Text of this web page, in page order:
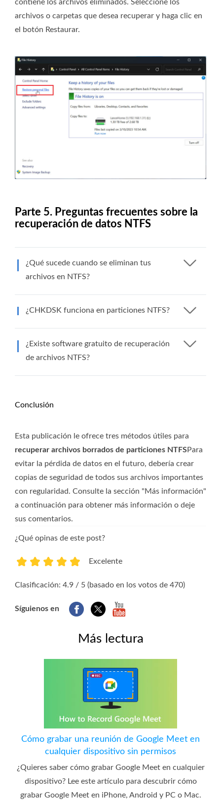
contiene los archivos eliminados. Seleccione los
archivos o carpetas que desea recuperar y haga clic en
el botón Restaurar.
Parte 5. Preguntas frecuentes sobre la
recuperación de datos NTFS
¿Qué sucede cuando se eliminan tus
archivos en NTFS?
¿CHKDSK funciona en particiones NTFS?
¿Existe software gratuito de recuperación
de archivos NTFS?
Conclusión
Esta publicación le ofrece tres métodos útiles para
recuperar archivos borrados de particiones NTFSPara
evitar la pérdida de datos en el futuro, debería crear
copias de seguridad de todos sus archivos importantes
con regularidad. Consulte la sección "Más información"
a continuación para obtener más información o deje
sus comentarios.
¿Qué opinas de este post?
Excelente
Clasificación: 4.9 / 5 (basado en los votos de 470)
Síguienos en
Más lectura
Cómo grabar una reunión de Google Meet en
cualquier dispositivo sin permisos
¿Quieres saber cómo grabar Google Meet en cualquier
dispositivo? Lee este artículo para descubrir cómo
grabar Google Meet en iPhone, Android y PC o Mac.